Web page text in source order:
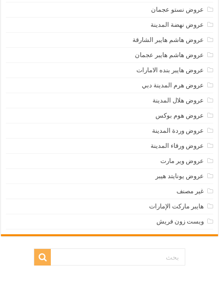
عروض نستو عجمان
عروض نهضة المدينة
عروض هاشم هايبر الشارقة
عروض هاشم هايبر عجمان
عروض هايبر بنده الامارات
عروض هرم المدينة دبي
عروض هلال المدينة
عروض هوم بوكس
عروض وردة المدينة
عروض ورقاء المدينة
عروض وير مارت
عروض يونايتد هيبر
غير مصنف
هايبر ماركت الإمارات
ويست زون فريش